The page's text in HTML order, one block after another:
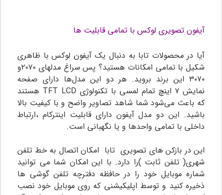
آیفون تصویری لوکس با تمامی قابلیت ها
آیا در محصولات تابا به دنبال یک آیفون لوکس با ظاهری
شکیل با تمامی امکانات هستید؟ پس سراغ مدلهای ۲۰۷۰و
۳۰۷۰ این برند بروید. هر دو این مدل‌ها دارای صفحه
نمایش ۷ اینچ تمام لمسی با تکنولوژی TFT LCD هستند
که باعث می‌شود شما شاهد تصاویر واضح و با کیفیت بالا
باشید. این دو مدل آیفون دارای قابلیت اینترکام ،ارتباط
داخلی با تمامی واحدها و یا نگهبانی است.
این در بازکن های تصویری تابا امکان اتصال به خط تلفن
شهری( تلفن ثابت )را دارد. با این امکان شما می توانید
شماره موبایل خود را در حافظه دفترچه تلفن گوشی ها
ذخیره کنید و توسط اپلیکیشنی که روی موبایل خود نصب